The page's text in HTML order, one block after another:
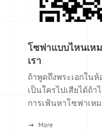
โซฟาแบบไหนเห
เรา
ถ้าพูดถึงพระเอกในห้
เป็นใครไปเสียได้ถ้า
การเฟ้นหาโซฟาเหม
More